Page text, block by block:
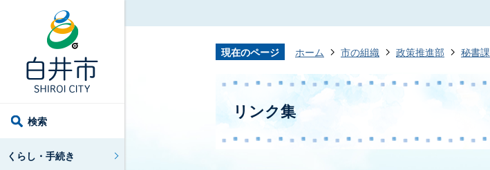
検索
くらし・手続き
現在のページ ホーム 市の組織 政策推進部 秘書課
リンク集